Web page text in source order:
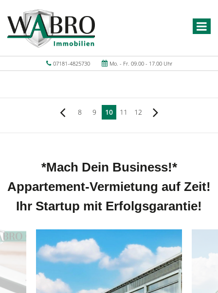
07181-4825730 Mo. - Fr. 09.00 - 17.00 Uhr
8 9 10 11 12
*Mach Dein Business!*
Appartement-Vermietung auf Zeit!
Ihr Startup mit Erfolgsgarantie!